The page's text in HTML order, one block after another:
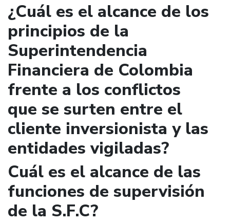
¿Cuál es el alcance de los
principios de la
Superintendencia
Financiera de Colombia
frente a los conflictos
que se surten entre el
cliente inversionista y las
entidades vigiladas?
Cuál es el alcance de las
funciones de supervisión
de la S.F.C?